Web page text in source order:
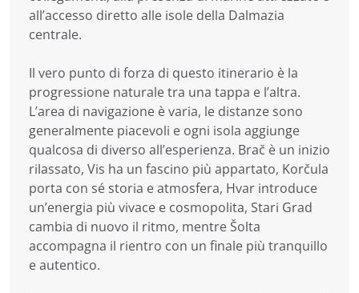
all’accesso diretto alle isole della Dalmazia
centrale.
Il vero punto di forza di questo itinerario è la
progressione naturale tra una tappa e l’altra.
L’area di navigazione è varia, le distanze sono
generalmente piacevoli e ogni isola aggiunge
qualcosa di diverso all’esperienza. Brač è un inizio
rilassato, Vis ha un fascino più appartato, Korčula
porta con sé storia e atmosfera, Hvar introduce
un’energia più vivace e cosmopolita, Stari Grad
cambia di nuovo il ritmo, mentre Šolta
accompagna il rientro con un finale più tranquillo
e autentico.